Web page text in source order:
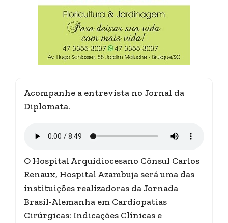
Acompanhe a entrevista no Jornal da
Diplomata.
O Hospital Arquidiocesano Cônsul Carlos
Renaux, Hospital Azambuja será uma das
instituições realizadoras da Jornada
Brasil-Alemanha em Cardiopatias
Cirúrgicas: Indicações Clínicas e